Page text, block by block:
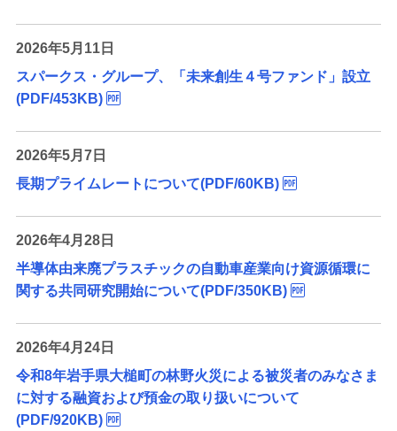
2026年5月11日
スパークス・グループ、「未来創生４号ファンド」設立
(PDF/453KB)
2026年5月7日
長期プライムレートについて(PDF/60KB)
2026年4月28日
半導体由来廃プラスチックの自動車産業向け資源循環に
関する共同研究開始について(PDF/350KB)
2026年4月24日
令和8年岩手県大槌町の林野火災による被災者のみなさま
に対する融資および預金の取り扱いについて
(PDF/920KB)